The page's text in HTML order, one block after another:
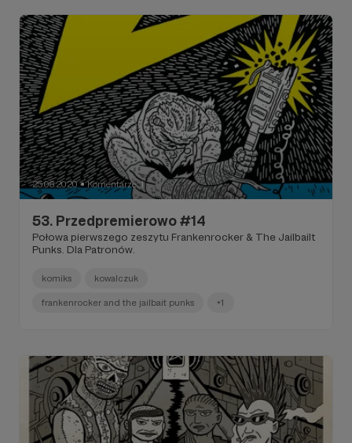
25.06.2020 ● Komentarze: 1
53. Przedpremierowo #14
Połowa pierwszego zeszytu Frankenrocker & The Jailbailt
Punks. Dla Patronów.
komiks kowalczuk
frankenrocker and the jailbait punks +1